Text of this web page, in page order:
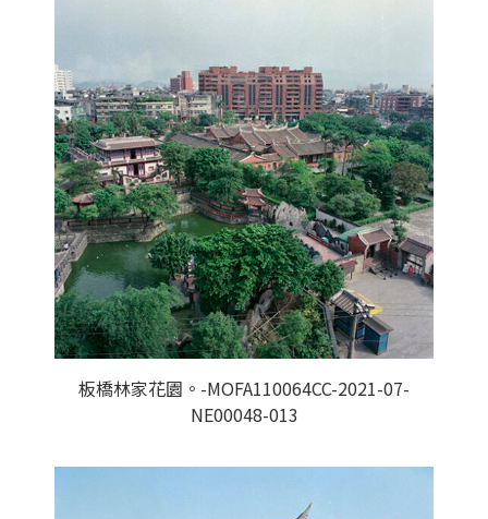
板橋林家花園。-MOFA110064CC-2021-07-
NE00048-013